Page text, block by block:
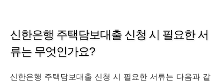
신한은행 주택담보대출 신청 시 필요한 서
류는 무엇인가요?
신한은행 주택담보대출 신청 시 필요한 서류는 다음과 같